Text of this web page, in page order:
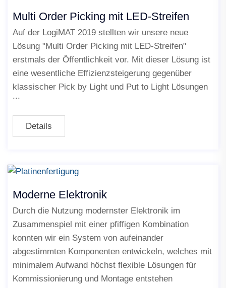
Multi Order Picking mit LED-Streifen
Auf der LogiMAT 2019 stellten wir unsere neue
Lösung "Multi Order Picking mit LED-Streifen"
erstmals der Öffentlichkeit vor. Mit dieser Lösung ist
eine wesentliche Effizienzsteigerung gegenüber
klassischer Pick by Light und Put to Light Lösungen
Details
Moderne Elektronik
Durch die Nutzung modernster Elektronik im
Zusammenspiel mit einer pfiffigen Kombination
konnten wir ein System von aufeinander
abgestimmten Komponenten entwickeln, welches mit
minimalem Aufwand höchst flexible Lösungen für
Kommissionierung und Montage entstehen